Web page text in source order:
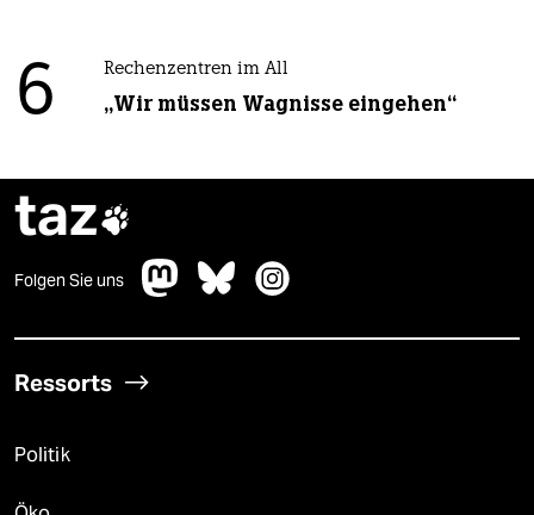
6 Rechenzentren im All
„Wir müssen Wagnisse eingehen“
taz
Folgen Sie uns
Ressorts
Politik